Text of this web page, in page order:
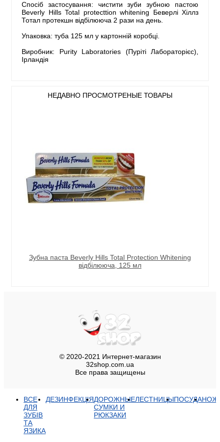
Спосіб застосування: чистити зуби зубною пастою
Beverly Hills Total protecttion whitening Беверлі Хіллз
Тотал протекшн відбілююча 2 рази на день.
Упаковка: туба 125 мл у картонній коробці.
Виробник: Purity Laboratories (Пуріті Лабораторієс),
Ірландія
НЕДАВНО ПРОСМОТРЕНЫЕ ТОВАРЫ
Зубна паста Beverly Hills Total Protection Whitening
відбілююча, 125 мл
© 2020-2021 Интернет-магазин
32shop.com.ua
Все права защищены
ВСЕ
ДЛЯ
ЗУБІВ
ТА
ЯЗИКА
ДЕЗИНФЕКЦІЯДОРОЖНЫЕ
СУМКИ И
РЮКЗАКИ
ЛЕСТНИЦЫПОСУДА